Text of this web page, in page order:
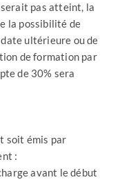
pas atteint, la
la possibilité de
ultérieure ou de
de formation par
de 30% sera
soit émis par
:
avant le début